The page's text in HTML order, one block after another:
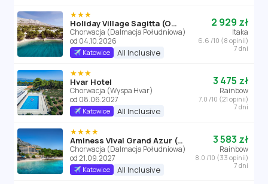
★★★
Holiday Village Sagitta (Omis)
Chorwacja (Dalmacja Południowa)
od 04.10.2026
Katowice All Inclusive
2 929 zł
Itaka
6.6 /10 (8 opinii)
7 dni
★★★
Hvar Hotel
Chorwacja (Wyspa Hvar)
od 08.06.2027
Katowice All Inclusive
3 475 zł
Rainbow
7.0 /10 (21 opinii)
7 dni
★★★★
Aminess Vival Grand Azur (ex Grand Orebić)
Chorwacja (Dalmacja Południowa)
od 21.09.2027
Katowice All Inclusive
3 583 zł
Rainbow
8.0 /10 (33 opinii)
7 dni